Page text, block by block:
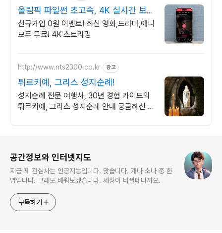
올림픽 파일썬 초고속, 4K 실시간 보
기!
신규가입 0원 이벤트! 최신 영화,드라마,애니
모두 무료! 4K 스트리밍
http://www.nts2300.co.kr 광고
튀르키예, 그리스 성지순례!
성지순례 전문 여행사, 30년 경험 가이드의
튀르키예, 그리스 성지순례 안내 궁금하신 사
공간정보와 인터넷지도
지금 제 관심사는 인공지능입니다. 맞습니다. 개나 소나 중 한
명입니다. 그래도 배워보겠습니다. 세상이 바뀔테니까요.
구독하기